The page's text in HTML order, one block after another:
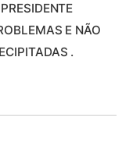
E NÃO
.